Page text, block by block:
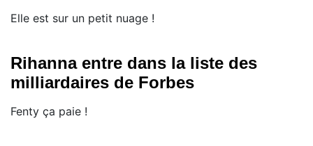
Elle est sur un petit nuage !
Rihanna entre dans la liste des
milliardaires de Forbes
Fenty ça paie !